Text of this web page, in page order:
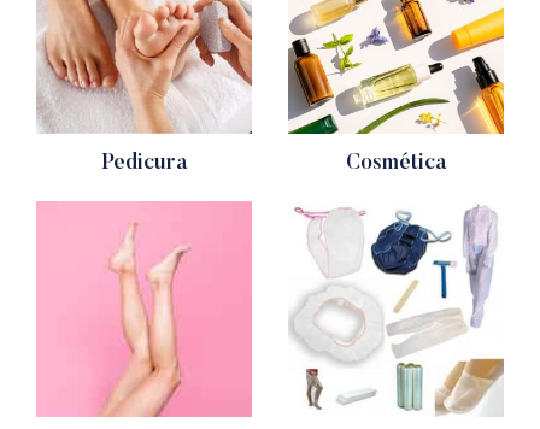
Pedicura Cosmética